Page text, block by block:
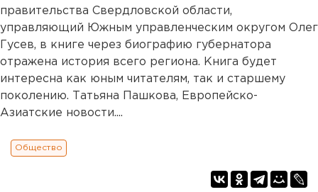
правительства Свердловской области,
управляющий Южным управленческим округом Олег
Гусев, в книге через биографию губернатора
отражена история всего региона. Книга будет
интересна как юным читателям, так и старшему
поколению. Татьяна Пашкова, Европейско-
Азиатские новости....
Общество